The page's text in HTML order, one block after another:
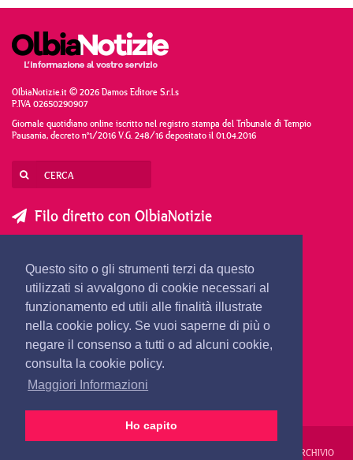
Questo sito o gli strumenti terzi da questo
utilizzati si avvalgono di cookie necessari al
funzionamento ed utili alle finalità illustrate
nella cookie policy. Se vuoi saperne di più o
negare il consenso a tutti o ad alcuni cookie,
consulta la cookie policy.
Maggiori Informazioni
Ho capito
OlbiaNotizie.it © 2026 Damos Editore S.r.l.s
P.IVA 02650290907
Giornale quotidiano online iscritto nel registro stampa del Tribunale di Tempio
Pausania, decreto n°1/2016 V.G. 248/16 depositato il 01.04.2016
Filo diretto con OlbiaNotizie
SEGNALA UNA NOTIZIA
SEGNALA UN EVENTO
redazione@olbianotizie.it
ARCHIVIO